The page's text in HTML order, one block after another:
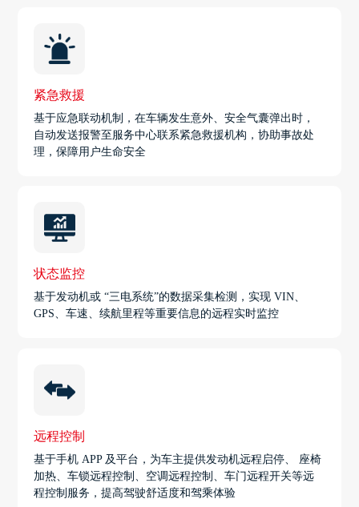
紧急救援
基于应急联动机制，在车辆发生意外、安全气囊弹出时，
自动发送报警至服务中心联系紧急救援机构，协助事故处
理，保障用户生命安全
状态监控
基于发动机或 “三电系统”的数据采集检测，实现 VIN、
GPS、车速、续航里程等重要信息的远程实时监控
远程控制
基于手机 APP 及平台，为车主提供发动机远程启停、 座椅
加热、车锁远程控制、空调远程控制、车门远程开关等远
程控制服务，提高驾驶舒适度和驾乘体验